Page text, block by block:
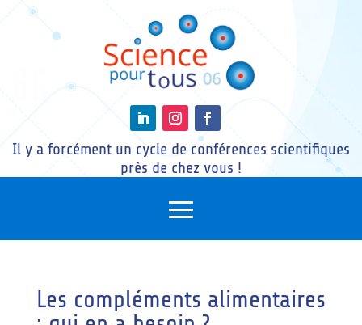
Il y a forcément un cycle de conférences scientifiques
près de chez vous !
Les compléments alimentaires